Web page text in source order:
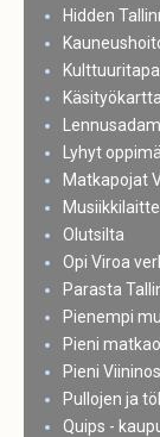
Hidden
Käsityökartta
Lennusadam
Lyhyt
Matkapojat
Olutsilta
Opi Viroa
Parasta
Pienempi
Pieni
Pieni
Pullojen ja
Quips -